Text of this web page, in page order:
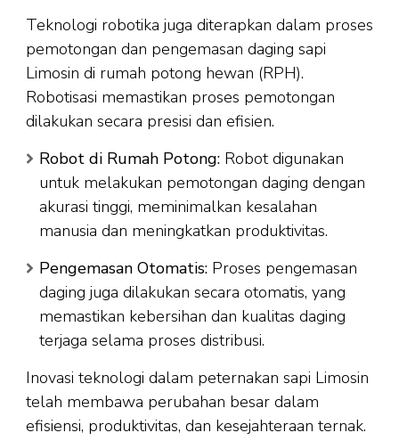
Teknologi robotika juga diterapkan dalam proses
pemotongan dan pengemasan daging sapi
Limosin di rumah potong hewan (RPH).
Robotisasi memastikan proses pemotongan
dilakukan secara presisi dan efisien.
Robot di Rumah Potong: Robot digunakan
untuk melakukan pemotongan daging dengan
akurasi tinggi, meminimalkan kesalahan
manusia dan meningkatkan produktivitas.
Pengemasan Otomatis: Proses pengemasan
daging juga dilakukan secara otomatis, yang
memastikan kebersihan dan kualitas daging
terjaga selama proses distribusi.
Inovasi teknologi dalam peternakan sapi Limosin
telah membawa perubahan besar dalam
efisiensi, produktivitas, dan kesejahteraan ternak.